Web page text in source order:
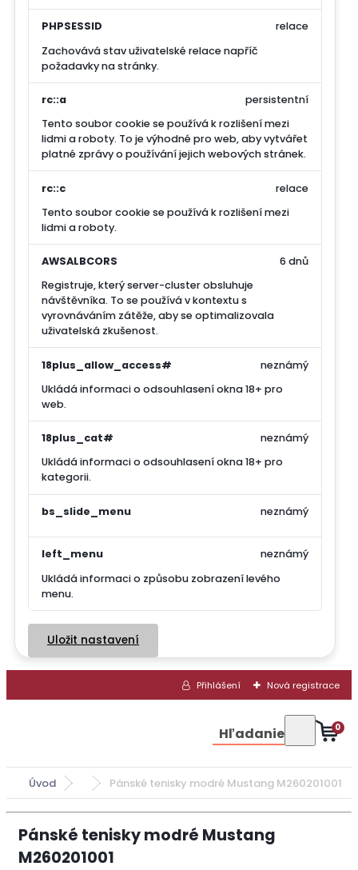
PHPSESSID
Zachovává stav uživatelské relace napříč
požadavky na stránky.
relace
rc::a
Tento soubor cookie se používá k rozlišení mezi
lidmi a roboty. To je výhodné pro web, aby vytvářet
platné zprávy o používání jejich webových stránek.
persistentní
rc::c
Tento soubor cookie se používá k rozlišení mezi
lidmi a roboty.
relace
AWSALBCORS
Registruje, který server-cluster obsluhuje
návštěvníka. To se používá v kontextu s
vyrovnáváním zátěže, aby se optimalizovala
uživatelská zkušenost.
6 dnů
18plus_allow_access#
Ukládá informaci o odsouhlasení okna 18+ pro
web.
neznámý
18plus_cat#
Ukládá informaci o odsouhlasení okna 18+ pro
kategorii.
neznámý
bs_slide_menu neznámý
left_menu
Ukládá informaci o způsobu zobrazení levého
menu.
neznámý
Uložit nastavení
Přihlášení Nová registrace
Hľadanie 0
Úvod Pánské tenisky modré Mustang M260201001
Pánské tenisky modré Mustang
M260201001